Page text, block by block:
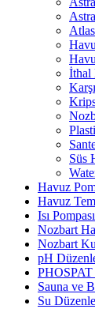
İthal
Süs
Havuz
Havuz
Isı Pompası
Nozbart
Nozbart
pH
Sauna ve
Su